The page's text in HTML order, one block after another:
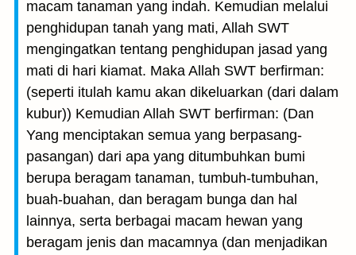
macam tanaman yang indah. Kemudian melalui
penghidupan tanah yang mati, Allah SWT
mengingatkan tentang penghidupan jasad yang
mati di hari kiamat. Maka Allah SWT berfirman:
(seperti itulah kamu akan dikeluarkan (dari dalam
kubur)) Kemudian Allah SWT berfirman: (Dan
Yang menciptakan semua yang berpasang-
pasangan) dari apa yang ditumbuhkan bumi
berupa beragam tanaman, tumbuh-tumbuhan,
buah-buahan, dan beragam bunga dan hal
lainnya, serta berbagai macam hewan yang
beragam jenis dan macamnya (dan menjadikan